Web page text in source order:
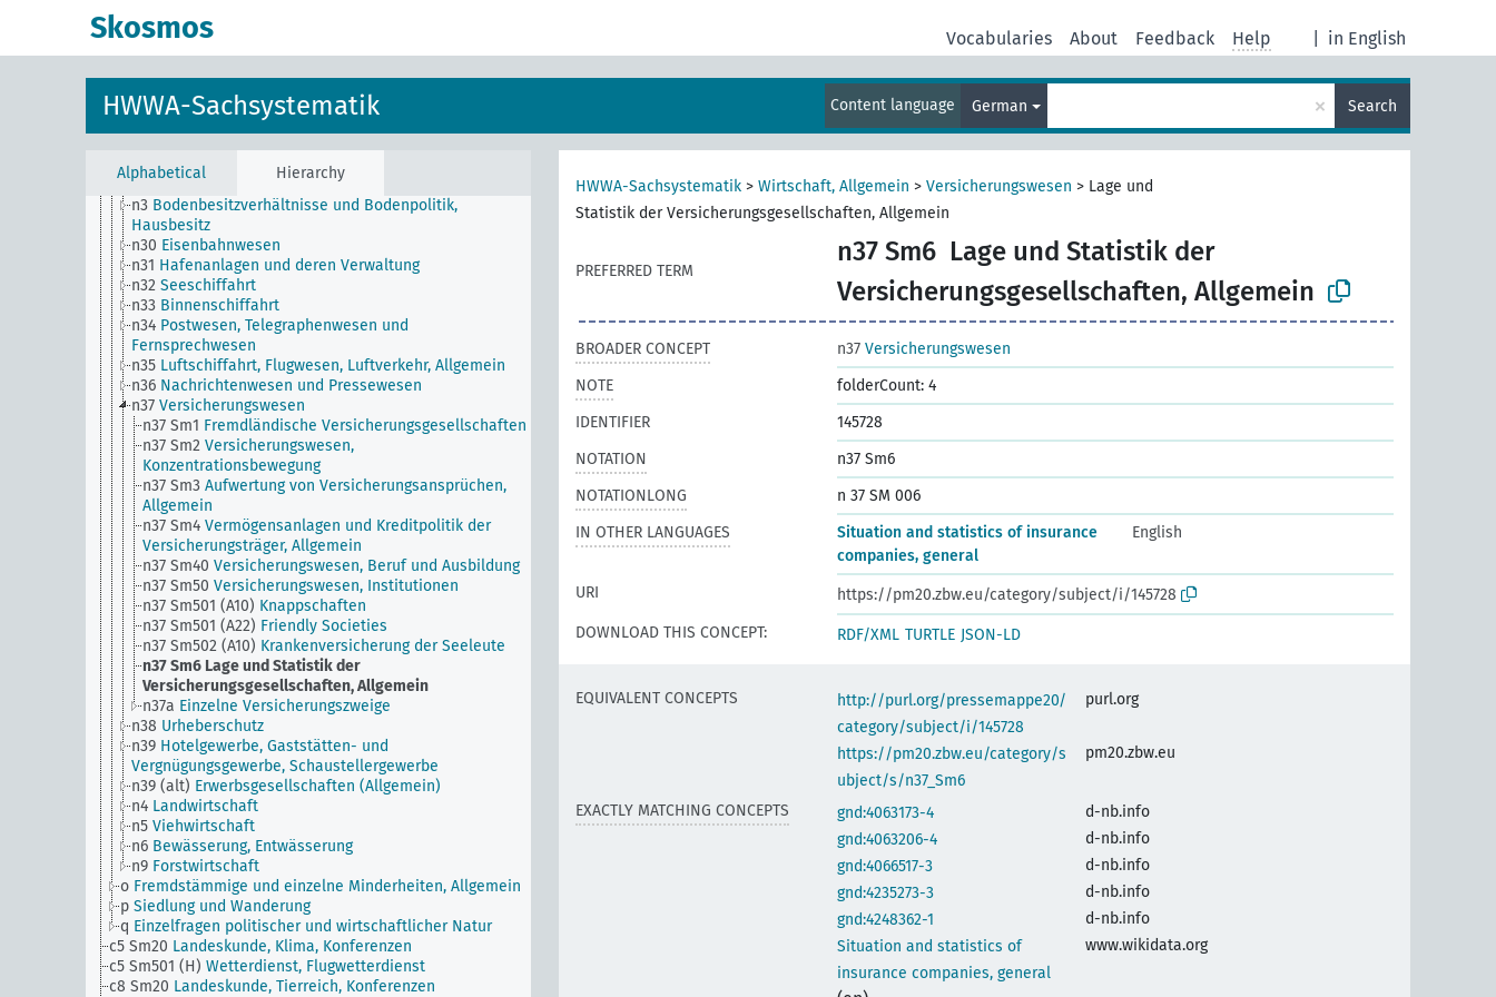
Skosmos in English
Vocabularies About Feedback Help
HWWA-Sachsystematik Content language German × Search
Alphabetical Hierarchy
n23 Geld und Währung
Wirtschaftskammern, Berufsstände
Genossenschaftswesen
n29 Landstrassen, Wege, Brücken (einschl. ihres
Verkehrs)
n3 Bodenbesitzverhältnisse und Bodenpolitik,
Hausbesitz
n30 Eisenbahnwesen
n31 Hafenanlagen und deren Verwaltung
n32 Seeschiffahrt
n33 Binnenschiffahrt
n34 Postwesen, Telegraphenwesen und
Fernsprechwesen
n35 Luftschiffahrt, Flugwesen, Luftverkehr, Allgemein
n36 Nachrichtenwesen und Pressewesen
n37 Versicherungswesen
n37 Sm1 Fremdländische Versicherungsgesellschaften
n37 Sm2 Versicherungswesen,
Konzentrationsbewegung
n37 Sm3 Aufwertung von Versicherungsansprüchen,
Allgemein
n37 Sm4 Vermögensanlagen und Kreditpolitik der
Versicherungsträger, Allgemein
n37 Sm40 Versicherungswesen, Beruf und Ausbildung
n37 Sm50 Versicherungswesen, Institutionen
n37 Sm501 (A10) Knappschaften
n37 Sm501 (A22) Friendly Societies
n37 Sm502 (A10) Krankenversicherung der Seeleute
n37 Sm6 Lage und Statistik der
Versicherungsgesellschaften, Allgemein
n37a Einzelne Versicherungszweige
n38 Urheberschutz
n39 Hotelgewerbe, Gaststätten- und
Vergnügungsgewerbe, Schaustellergewerbe
n39 (alt) Erwerbsgesellschaften (Allgemein)
n4 Landwirtschaft
n5 Viehwirtschaft
n6 Bewässerung, Entwässerung
n9 Forstwirtschaft
o Fremdstämmige und einzelne Minderheiten, Allgemein
p Siedlung und Wanderung
q Einzelfragen politischer und wirtschaftlicher Natur
c5 Sm20 Landeskunde, Klima, Konferenzen
c5 Sm501 (H) Wetterdienst, Flugwetterdienst
c8 Sm20 Landeskunde, Tierreich, Konferenzen
HWWA-Sachsystematik > Wirtschaft, Allgemein > Versicherungswesen > Lage und
Statistik der Versicherungsgesellschaften, Allgemein
PREFERRED TERM
n37 Sm6 Lage und Statistik der
Versicherungsgesellschaften, Allgemein
BROADER CONCEPT n37 Versicherungswesen
NOTE
folderCount: 4
IDENTIFIER
145728
NOTATION
n37 Sm6
NOTATIONLONG
n 37 SM 006
IN OTHER LANGUAGES
Situation and statistics of insurance
companies, general
English
URI
https://pm20.zbw.eu/category/subject/i/145728
DOWNLOAD THIS CONCEPT:
RDF/XML TURTLE JSON-LD
EQUIVALENT CONCEPTS
http://purl.org/pressemappe20/
category/subject/i/145728
purl.org
https://pm20.zbw.eu/category/s
ubject/s/n37_Sm6
pm20.zbw.eu
EXACTLY MATCHING CONCEPTS gnd:4063173-4
d-nb.info
gnd:4063206-4
d-nb.info
gnd:4066517-3
d-nb.info
gnd:4235273-3
d-nb.info
gnd:4248362-1
d-nb.info
Situation and statistics of
insurance companies, general
www.wikidata.org